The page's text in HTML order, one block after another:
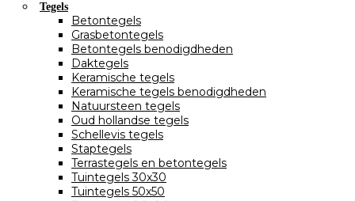
Tegels
Betontegels
Grasbetontegels
Betontegels benodigdheden
Daktegels
Keramische tegels
Keramische tegels benodigdheden
Natuursteen tegels
Oud hollandse tegels
Schellevis tegels
Staptegels
Terrastegels en betontegels
Tuintegels 30x30
Tuintegels 50x50